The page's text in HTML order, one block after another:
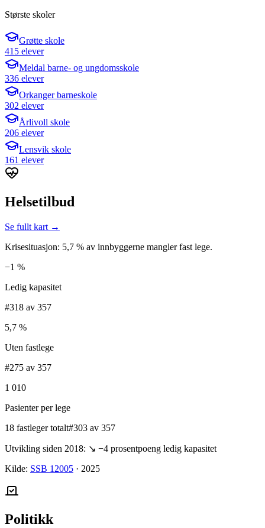
Største skoler
Grøtte skole
415 elever
Meldal barne- og ungdomsskole
336 elever
Orkanger barneskole
302 elever
Årlivoll skole
206 elever
Lensvik skole
161 elever
Helsetilbud
Se fullt kart →
Krisesituasjon: 5,7 % av innbyggerne mangler fast lege.
−1 %
Ledig kapasitet
#318 av 357
5,7 %
Uten fastlege
#275 av 357
1 010
Pasienter per lege
18 fastleger totalt#303 av 357
Utvikling siden 2018: ↘ −4 prosentpoeng ledig kapasitet
Kilde: SSB 12005 · 2025
Politikk